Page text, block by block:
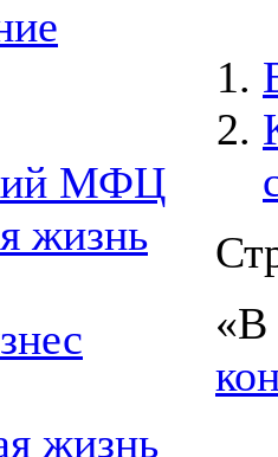
МФЦ
жизнь
жизнь
«В